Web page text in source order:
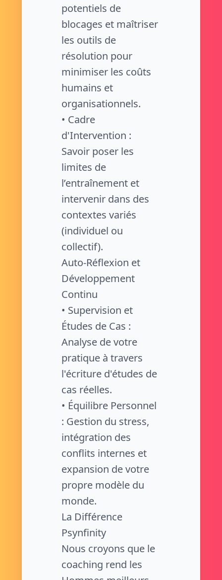
potentiels de
blocages et maîtriser
les outils de
résolution pour
minimiser les coûts
humains et
organisationnels.
• Cadre
d'Intervention :
Savoir poser les
limites de
l’entraînement et
intervenir dans des
contextes variés
(individuel ou
collectif).
Auto-Réflexion et
Développement
Continu
• Supervision et
Études de Cas :
Analyse de votre
pratique à travers
l'écriture d'études de
cas réelles.
• Équilibre Personnel
: Gestion du stress,
intégration des
conflits internes et
expansion de votre
propre modèle du
monde.
La Différence
Psynfinity
Nous croyons que le
coaching rend les